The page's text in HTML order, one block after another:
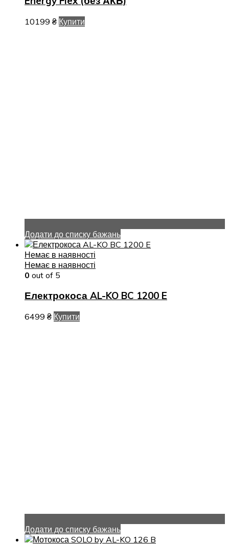
10199 ₴ Купити
Додати до списку бажань
Немає в наявності
Немає в наявності
0 out of 5
Електрокоса AL-KO BC 1200 E
6499 ₴ Купити
Додати до списку бажань